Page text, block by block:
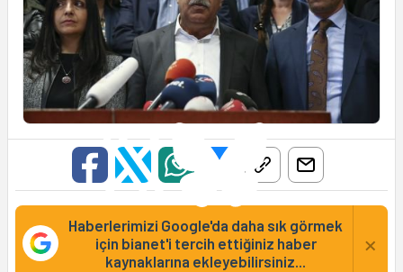
Haberlerimizi Google'da daha sık görmek
için bianet'i tercih ettiğiniz haber
kaynaklarına ekleyebilirsiniz...
×